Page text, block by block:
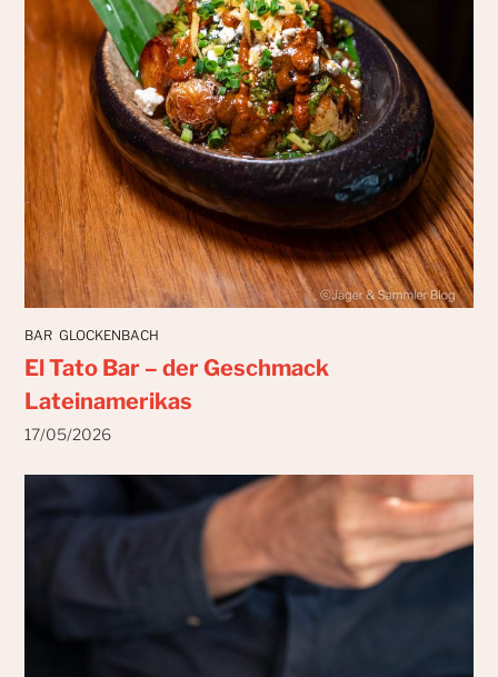
BAR GLOCKENBACH
El Tato Bar – der Geschmack
Lateinamerikas
17/05/2026